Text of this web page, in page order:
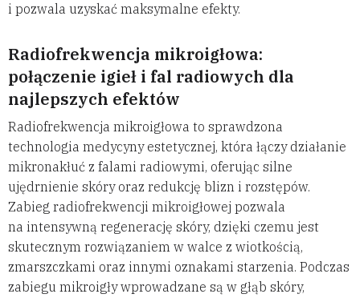
i pozwala uzyskać maksymalne efekty.
Radiofrekwencja mikroigłowa:
połączenie igieł i fal radiowych dla
najlepszych efektów
Radiofrekwencja mikroigłowa to sprawdzona
technologia medycyny estetycznej, która łączy działanie
mikronakłuć z falami radiowymi, oferując silne
ujędrnienie skóry oraz redukcję blizn i rozstępów.
Zabieg radiofrekwencji mikroigłowej pozwala
na intensywną regenerację skóry, dzięki czemu jest
skutecznym rozwiązaniem w walce z wiotkością,
zmarszczkami oraz innymi oznakami starzenia. Podczas
zabiegu mikroigły wprowadzane są w głąb skóry,